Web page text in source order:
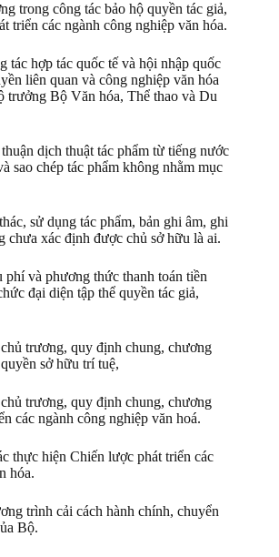
trong công tác bảo hộ quyền tác giả,
triển các ngành công nghiệp văn hóa.
tác hợp tác quốc tế và hội nhập quốc
liên quan và công nghiệp văn hóa
trưởng Bộ Văn hóa, Thể thao và Du
dịch thuật tác phẩm từ tiếng nước
sao chép tác phẩm không nhằm mục
sử dụng tác phẩm, bản ghi âm, ghi
chưa xác định được chủ sở hữu là ai.
phí và phương thức thanh toán tiền
đại diện tập thể quyền tác giả,
trương, quy định chung, chương
sở hữu trí tuệ,
trương, quy định chung, chương
các ngành công nghiệp văn hoá.
thực hiện Chiến lược phát triển các
hóa.
trình cải cách hành chính, chuyển
Bộ.